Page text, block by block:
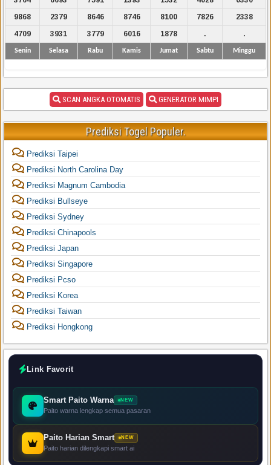
9868
2379 8646 8746 8100 7826
2338
4709
3931 3779 6016 1878 . .
Senin Selasa Rabu Kamis Jumat Sabtu Minggu
SCAN ANGKA OTOMATIS GENERATOR MIMPI
Prediksi Togel Populer.
Prediksi Taipei
Prediksi North Carolina Day
Prediksi Magnum Cambodia
Prediksi Bullseye
Prediksi Sydney
Prediksi Chinapools
Prediksi Japan
Prediksi Singapore
Prediksi Pcso
Prediksi Korea
Prediksi Taiwan
Prediksi Hongkong
Link Favorit
Smart Paito Warna NEW
Paito warna lengkap semua pasaran
Paito Harian Smart NEW
Paito harian dilengkapi smart ai